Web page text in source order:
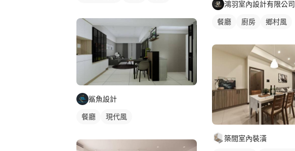
鯊魚設計
餐廳 現代風
鴻羽室內設計有限公司
餐廳 廚房 鄉村風
築間室內裝潢